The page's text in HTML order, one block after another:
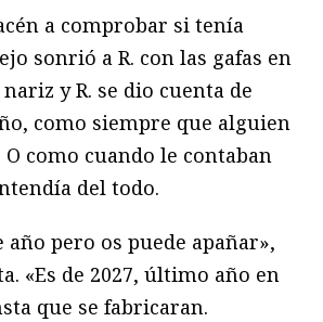
a comprobar si tenía
sonrió a R. con las gafas en
y R. se dio cuenta de
como siempre que alguien
como cuando le contaban
del todo.
año pero os puede apañar»,
«Es de 2027, último año en
que se fabricaran.